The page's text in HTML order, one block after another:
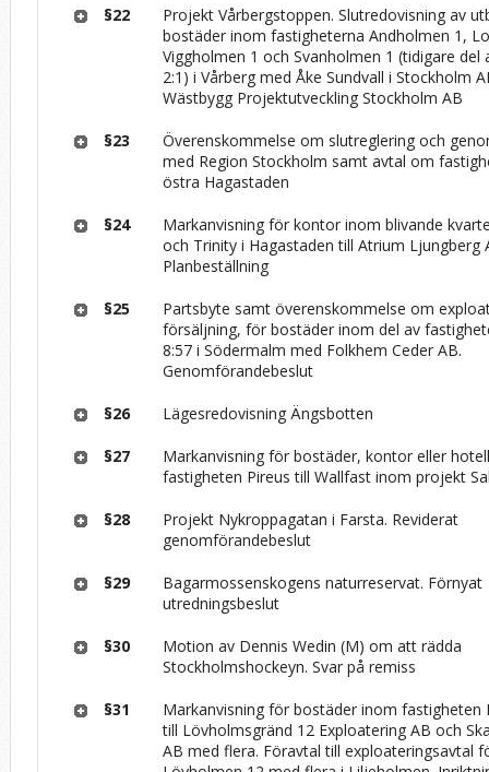
§22
Projekt Vårbergstoppen. Slutredovisning av
bostäder inom fastigheterna Andholmen 1,
Viggholmen 1 och Svanholmen 1 (tidigare del
2:1) i Vårberg med Åke Sundvall i Stockholm
Wästbygg Projektutveckling Stockholm AB
§23
Överenskommelse om slutreglering och
med Region Stockholm samt avtal om
östra Hagastaden
§24
Markanvisning för kontor inom blivande
och Trinity i Hagastaden till Atrium Ljungberg
Planbeställning
§25
Partsbyte samt överenskommelse om
försäljning, för bostäder inom del av
8:57 i Södermalm med Folkhem Ceder AB.
Genomförandebeslut
§26 Lägesredovisning Ängsbotten
§27
Markanvisning för bostäder, kontor eller
fastigheten Pireus till Wallfast inom projekt
§28
Projekt Nykroppagatan i Farsta. Reviderat
genomförandebeslut
§29
Bagarmossenskogens naturreservat. Förnyat
utredningsbeslut
§30
Motion av Dennis Wedin (M) om att rädda
Stockholmshockeyn. Svar på remiss
§31
Markanvisning för bostäder inom fastigheten
till Lövholmsgränd 12 Exploatering AB och
AB med flera. Föravtal till exploateringsavtal